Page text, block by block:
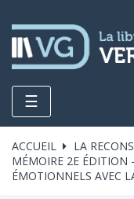
Toggle
navigation
☰
ACCUEIL
LA
MÉMOIRE 2E ÉDITION
ÉMOTIONNELS AVEC